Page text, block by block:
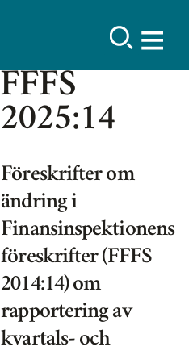
FFFS
2025:14
Föreskrifter om
ändring i
Finansinspektionens
föreskrifter (FFFS
2014:14) om
rapportering av
kvartals- och